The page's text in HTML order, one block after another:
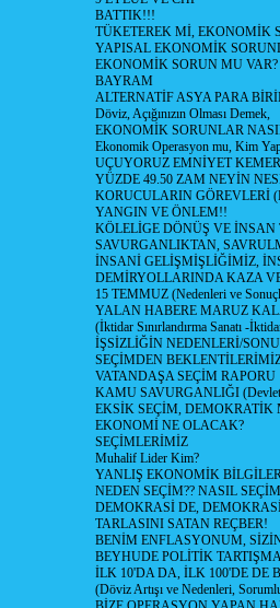
BATTIK!!!
TÜKETEREK Mİ, EKONOMİK
YAPISAL EKONOMİK
EKONOMİK SORUN MU VAR?
BAYRAM
ALTERNATİF ASYA PARA
Döviz, Açığınızın Olması Demek,
EKONOMİK SORUNLAR
Ekonomik Operasyon mu, Kim
UÇUYORUZ EMNİYET
YÜZDE 49.50 ZAM NEYİN
KORUCULARIN GÖREVLERİ
YANGIN VE ÖNLEM!!
KÖLELİGE DÖNÜŞ VE İNSAN
SAVURGANLIKTAN,
İNSANİ GELİŞMİŞLİĞİMİZ,
DEMİRYOLLARINDA KAZA
15 TEMMUZ (Nedenleri ve
YALAN HABERE MARUZ
(İktidar Sınırlandırma Sanatı -
İŞSİZLİĞİN NEDENLERİ/
SEÇİMDEN
VATANDAŞA SEÇİM RAPORU
KAMU SAVURGANLIĞI (Devlet
EKSİK SEÇİM, DEMOKRATİK
EKONOMİ NE OLACAK?
SEÇİMLERİMİZ
Muhalif Lider Kim?
YANLIŞ EKONOMİK
NEDEN SEÇİM?? NASIL
DEMOKRASİ DE,
TARLASINI SATAN REÇBER!
BENİM ENFLASYONUM,
BEYHUDE POLİTİK
İLK 10'DA DA, İLK 100'DE DE
(Döviz Artışı ve Nedenleri,